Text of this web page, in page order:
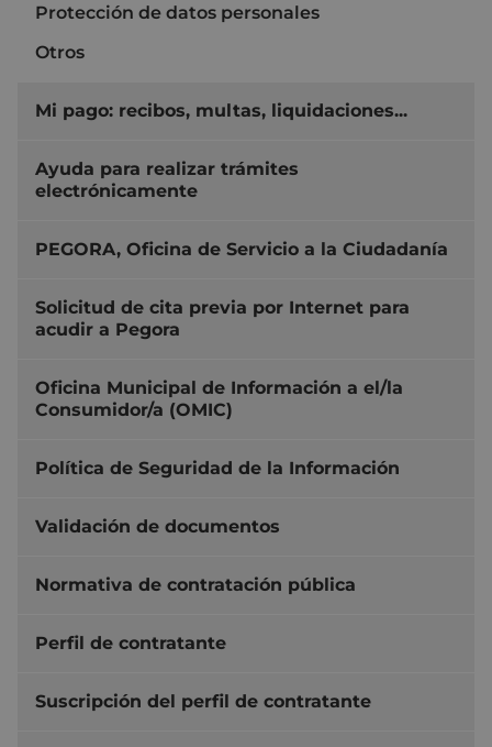
Protección de datos personales
Otros
Mi pago: recibos, multas, liquidaciones...
Ayuda para realizar trámites
electrónicamente
PEGORA, Oficina de Servicio a la Ciudadanía
Solicitud de cita previa por Internet para
acudir a Pegora
Oficina Municipal de Información a el/la
Consumidor/a (OMIC)
Política de Seguridad de la Información
Validación de documentos
Normativa de contratación pública
Perfil de contratante
Suscripción del perfil de contratante